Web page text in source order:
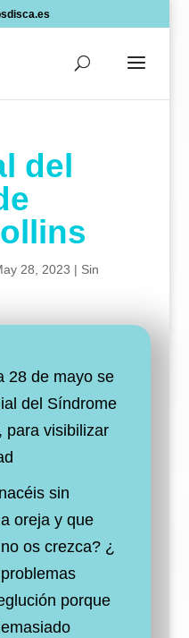
del
28, 2023 | Sin
28 de mayo se
del Síndrome
para visibilizar
sin
oreja y que
os crezca? ¿
porque